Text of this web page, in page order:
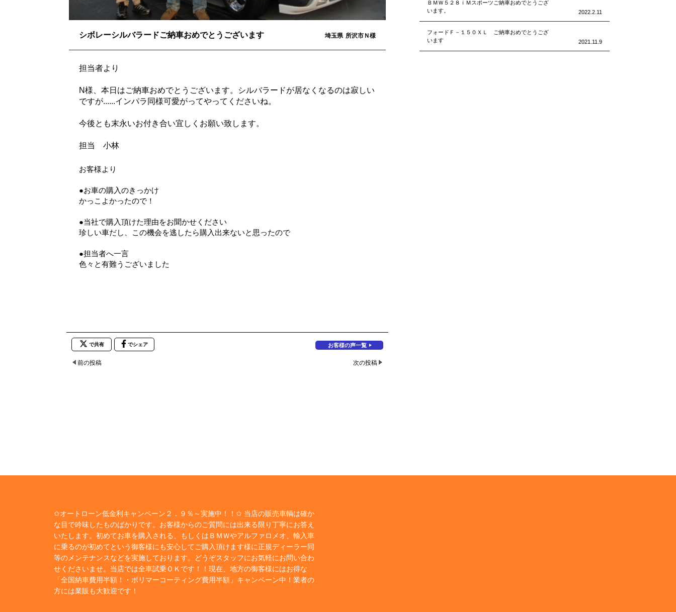
シボレーシルバラードご納車おめでとうございます 埼玉県 所沢市Ｎ様
担当者より
N様、本日はご納車おめでとうございます。シルバラードが居なくなるのは寂しい
ですが......インパラ同様可愛がってやってくださいね。
今後とも末永いお付き合い宜しくお願い致します。
担当 小林
お客様より
●お車の購入のきっかけ
かっこよかったので！
●当社で購入頂けた理由をお聞かせください
珍しい車だし、この機会を逃したら購入出来ないと思ったので
●担当者へ一言
色々と有難うございました
で共有 でシェア お客様の声一覧
前の投稿 次の投稿
ＢＭＷ５２８ｉＭスポーツご納車おめでとうござ
います。
2022.2.11
フォードＦ－１５０ＸＬ ご納車おめでとうござ
います
2021.11.9
✩オートローン低金利キャンペーン２．９％～実施中！！✩ 当店の販売車輌は確か
な目で吟味したものばかりです。お客様からのご質問には出来る限り丁寧にお答え
いたします。初めてお車を購入される、もしくはＢＭＷやアルファロメオ、輸入車
に乗るのが初めてという御客様にも安心してご購入頂けます様に正規ディーラー同
等のメンテナンスなどを実施しております。どうぞスタッフにお気軽にお問い合わ
せくださいませ。当店では全車試乗ＯＫです！！現在、地方の御客様にはお得な
「全国納車費用半額！・ポリマーコーティング費用半額」キャンペーン中！業者の
方には業販も大歓迎です！